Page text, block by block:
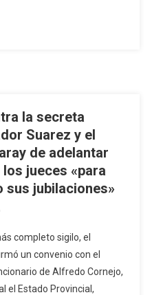
la secreta
Suarez y el
de adelantar
jueces «para
sus jubilaciones»
completo sigilo, el
un convenio con el
de Alfredo Cornejo,
el Estado Provincial,